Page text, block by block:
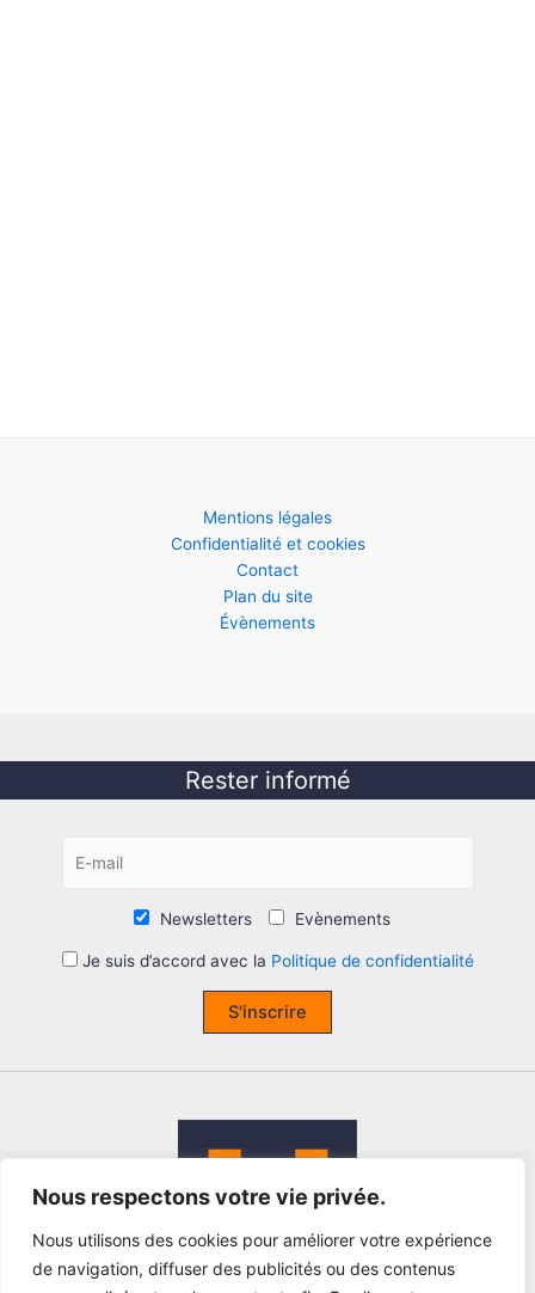
Nous respectons votre vie privée.
Nous utilisons des cookies pour améliorer votre expérience
de navigation, diffuser des publicités ou des contenus
Mentions légales
Confidentialité et cookies
Contact
Plan du site
Évènements
Rester informé
Newsletters Evènements
Je suis d’accord avec la Politique de confidentialité
S'inscrire